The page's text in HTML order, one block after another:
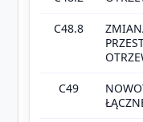
C48.8
C49